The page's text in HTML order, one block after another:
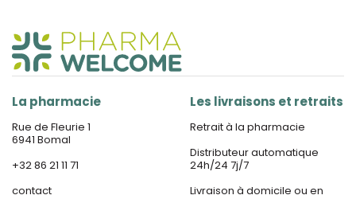
La pharmacie
Rue de Fleurie 1
6941 Bomal
+32 86 21 11 71
contact
Les livraisons et retraits
Retrait à la pharmacie
Distributeur automatique
24h/24 7j/7
Livraison à domicile ou en